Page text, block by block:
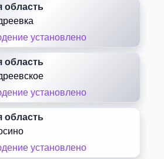
область
установлено
область
установлено
область
установлено